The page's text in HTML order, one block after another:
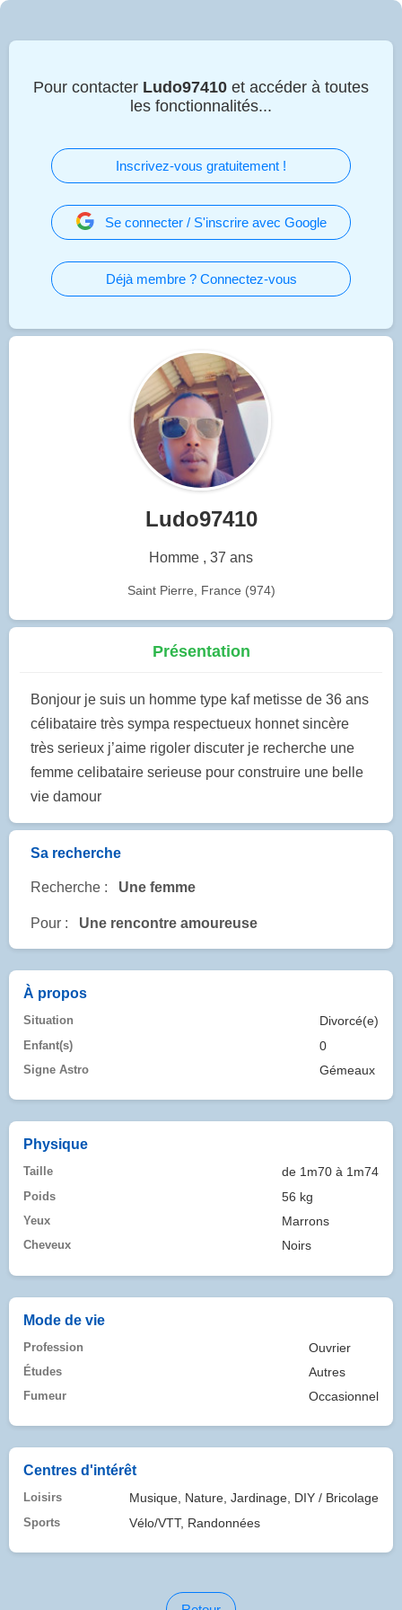
Pour contacter Ludo97410 et accéder à toutes
les fonctionnalités...
Inscrivez-vous gratuitement !
Se connecter / S'inscrire avec Google
Déjà membre ? Connectez-vous
Ludo97410
Homme , 37 ans
Saint Pierre, France (974)
Présentation
Bonjour je suis un homme type kaf metisse de 36 ans
célibataire très sympa respectueux honnet sincère
très serieux j’aime rigoler discuter je recherche une
femme celibataire serieuse pour construire une belle
vie damour
Sa recherche
Recherche : Une femme
Pour : Une rencontre amoureuse
À propos
Situation Divorcé(e)
Enfant(s) 0
Signe Astro Gémeaux
Physique
Taille de 1m70 à 1m74
Poids 56 kg
Yeux Marrons
Cheveux Noirs
Mode de vie
Profession Ouvrier
Études Autres
Fumeur Occasionnel
Centres d'intérêt
Loisirs Musique, Nature, Jardinage, DIY / Bricolage
Sports Vélo/VTT, Randonnées